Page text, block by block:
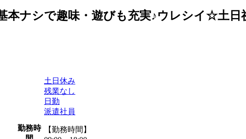
本ナシで趣味・遊びも充実♪ウレシイ☆土日
勤務時
土日休み
残業なし
日勤
派遣社員
【勤務時間】